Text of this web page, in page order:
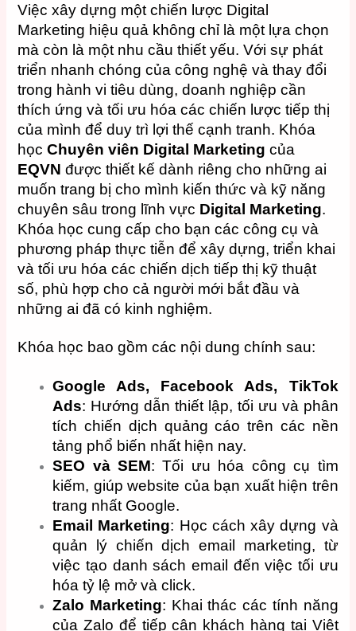
Việc xây dựng một chiến lược Digital
Marketing hiệu quả không chỉ là một lựa chọn
mà còn là một nhu cầu thiết yếu. Với sự phát
triển nhanh chóng của công nghệ và thay đổi
trong hành vi tiêu dùng, doanh nghiệp cần
thích ứng và tối ưu hóa các chiến lược tiếp thị
của mình để duy trì lợi thế cạnh tranh. Khóa
họcChuyên viên Digital Marketing của
EQVN được thiết kế dành riêng cho những ai
muốn trang bị cho mình kiến thức và kỹ năng
chuyên sâu trong lĩnh vực Digital Marketing.
Khóa học cung cấp cho bạn các công cụ và
phương pháp thực tiễn để xây dựng, triển khai
và tối ưu hóa các chiến dịch tiếp thị kỹ thuật
số, phù hợp cho cả người mới bắt đầu và
những ai đã có kinh nghiệm.
Khóa học bao gồm các nội dung chính sau:
Google Ads, Facebook Ads, TikTok
Ads: Hướng dẫn thiết lập, tối ưu và phân
tích chiến dịch quảng cáo trên các nền
tảng phổ biến nhất hiện nay.
SEO và SEM: Tối ưu hóa công cụ tìm
kiếm, giúp website của bạn xuất hiện trên
trang nhất Google.
Email Marketing: Học cách xây dựng và
quản lý chiến dịch email marketing, từ
việc tạo danh sách email đến việc tối ưu
hóa tỷ lệ mở và click.
Zalo Marketing: Khai thác các tính năng
của Zalo để tiếp cận khách hàng tại Việt